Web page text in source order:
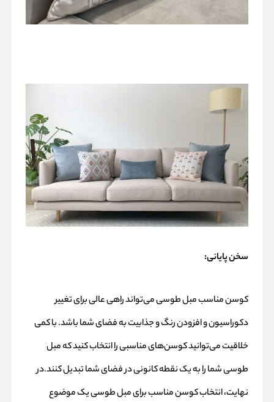
سخن پایانی:
کوسن مناسب مبل طوسی می‌تواند راهی عالی برای تغییر
دکوراسیون و افزودن رنگ و جذابیت به فضای شما باشد. با کمی
خلاقیت می‌توانید کوسن‌های مناسبی را انتخاب کنید که مبل
طوسی شما را به یک نقطه کانونی در فضای شما تبدیل کنند.در
نهایت، انتخاب کوسن مناسب برای مبل طوسی یک موضوع